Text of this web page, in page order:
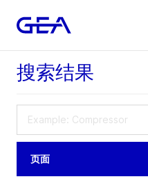
搜索结果
页面